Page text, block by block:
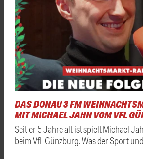
DAS DONAU 3 FM
MIT MICHAEL JAHN VOM VFL
Seit er 5 Jahre alt ist spielt Michael
beim VfL Günzburg. Was der Sport